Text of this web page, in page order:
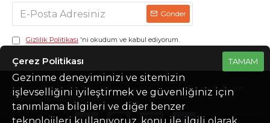
Gönder
Gizlilik Politikası 'ni okudum ve kabul ediyorum.
Absorberr © 2020 -Tüm Hakları Saklıdır. Arastasoft İzmir E-Ticaret
Paketleri ile Hazırlanmıştır.
TAMAM
Çerez Politikası
Gezinme deneyiminizi ve sitemizin
işlevselliğini iyileştirmek ve güvenliğiniz için
tanımlama bilgileri ve diğer benzer